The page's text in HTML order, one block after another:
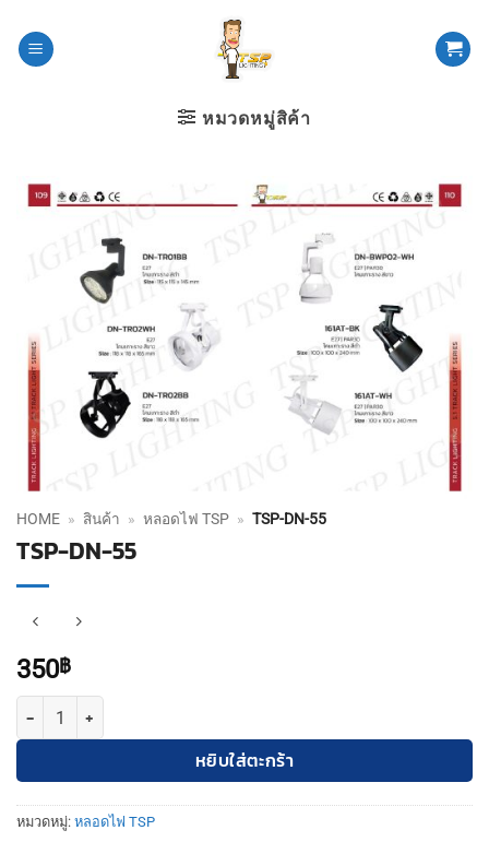
หมวดหมู่สิค้า
HOME » สินค้า » หลอดไฟ TSP » TSP-DN-55
TSP-DN-55
350฿
จำนวน TSP-DN-55 ชิ้น
หยิบใส่ตะกร้า
หมวดหมู่: หลอดไฟ TSP